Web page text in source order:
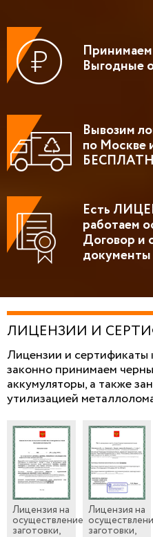
Выгодные
Вывозим
по Москве
Есть
работаем
Договор и
документы
ЛИЦЕНЗИИ И
Лицензии и
законно принимаем
аккумуляторы, а также
утилизацией
Лицензия на
осуществление
заготовки,
Лицензия на
заготовки,